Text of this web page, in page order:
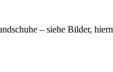
– siehe Bilder,